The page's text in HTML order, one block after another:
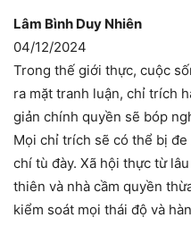
Lâm Bình Duy Nhiên
04/12/2024
Trong thế giới thực, cuộc
ra mặt tranh luận, chỉ trích
giản chính quyền sẽ bóp
Mọi chỉ trích sẽ có thể bị
chí tù đày. Xã hội thực từ
thiên và nhà cầm quyền
kiểm soát mọi thái độ và